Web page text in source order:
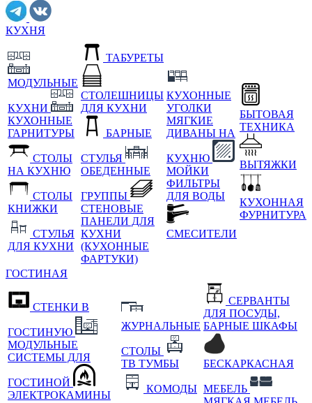
КУХНЯ
МОДУЛЬНЫЕ
КУХНИ
КУХОННЫЕ
ГАРНИТУРЫ
СТОЛЫ
НА КУХНЮ
СТОЛЫ
КНИЖКИ
СТУЛЬЯ
ДЛЯ КУХНИ
ТАБУРЕТЫ
СТОЛЕШНИЦЫ
ДЛЯ КУХНИ
БАРНЫЕ
СТУЛЬЯ
ОБЕДЕННЫЕ
ГРУППЫ
СТЕНОВЫЕ
ПАНЕЛИ ДЛЯ
КУХНИ
(КУХОННЫЕ
ФАРТУКИ)
КУХОННЫЕ
УГОЛКИ
МЯГКИЕ
ДИВАНЫ НА
КУХНЮ
МОЙКИ
ФИЛЬТРЫ
ДЛЯ ВОДЫ
СМЕСИТЕЛИ
БЫТОВАЯ
ТЕХНИКА
ВЫТЯЖКИ
КУХОННАЯ
ФУРНИТУРА
ГОСТИНАЯ
СТЕНКИ В
ГОСТИНУЮ
МОДУЛЬНЫЕ
СИСТЕМЫ ДЛЯ
ГОСТИНОЙ
ЭЛЕКТРОКАМИНЫ
ЖУРНАЛЬНЫЕ
СТОЛЫ
ТВ ТУМБЫ
КОМОДЫ
СЕРВАНТЫ
ДЛЯ ПОСУДЫ,
БАРНЫЕ ШКАФЫ
БЕСКАРКАСНАЯ
МЕБЕЛЬ